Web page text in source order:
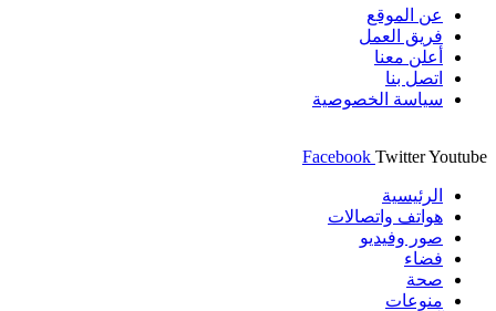
عن الموقع
فريق العمل
أعلن معنا
اتصل بنا
سياسة الخصوصية
Facebook TwitterYoutube
الرئيسية
هواتف واتصالات
صور وفيديو
فضاء
صحة
منوعات